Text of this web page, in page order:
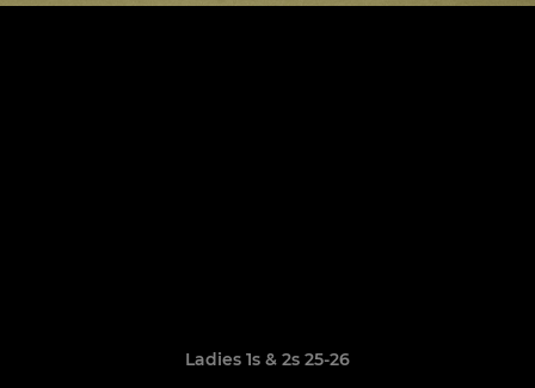
Ladies 1s & 2s 25-26